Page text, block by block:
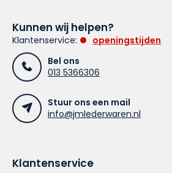
Kunnen wij helpen?
Klantenservice:
openingstijden
Bel ons
013 5366306
Stuur ons een mail
info@jmlederwaren.nl
Klantenservice